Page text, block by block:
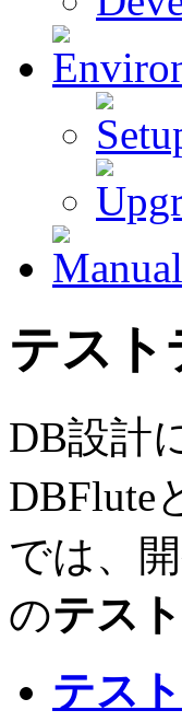
テスト
DB設計
DBFlute
では、
のテスト
テスト